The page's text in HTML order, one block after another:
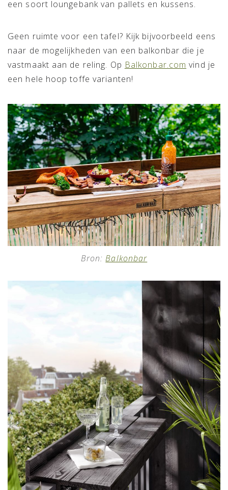
een soort loungebank van pallets en kussens.
Geen ruimte voor een tafel? Kijk bijvoorbeeld eens
naar de mogelijkheden van een balkonbar die je
vastmaakt aan de reling. Op Balkonbar.com vind je
een hele hoop toffe varianten!
Bron:Balkonbar